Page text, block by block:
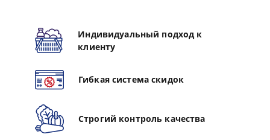
Индивидуальный подход к
клиенту
Гибкая система скидок
Строгий контроль качества